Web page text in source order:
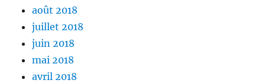
août 2018
juillet 2018
juin 2018
mai 2018
avril 2018